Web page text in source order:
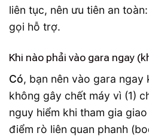
liên tục, nên ưu tiên an
gọi hỗ trợ.
Khi nào phải vào gara ngay
Có, bạn nên vào gara ngay
không gây chết máy vì (1)
nguy hiểm khi tham gia
điểm rò liên quan phanh